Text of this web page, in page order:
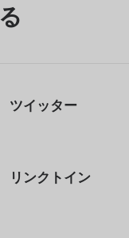
ツイッター
リンクトイン